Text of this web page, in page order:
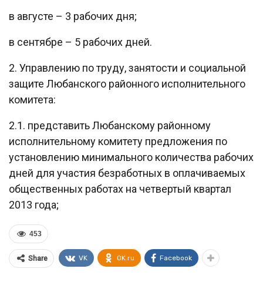
в августе – 3 рабочих дня;
в сентябре – 5 рабочих дней.
2. Управлению по труду, занятости и социальной
защите Любанского районного исполнительного
комитета:
2.1. представить Любанскому районному
исполнительному комитету предложения по
установлению минимального количества рабочих
дней для участия безработных в оплачиваемых
общественных работах на четвертый квартал
2013 года;
453
Share VK OK.ru Facebook